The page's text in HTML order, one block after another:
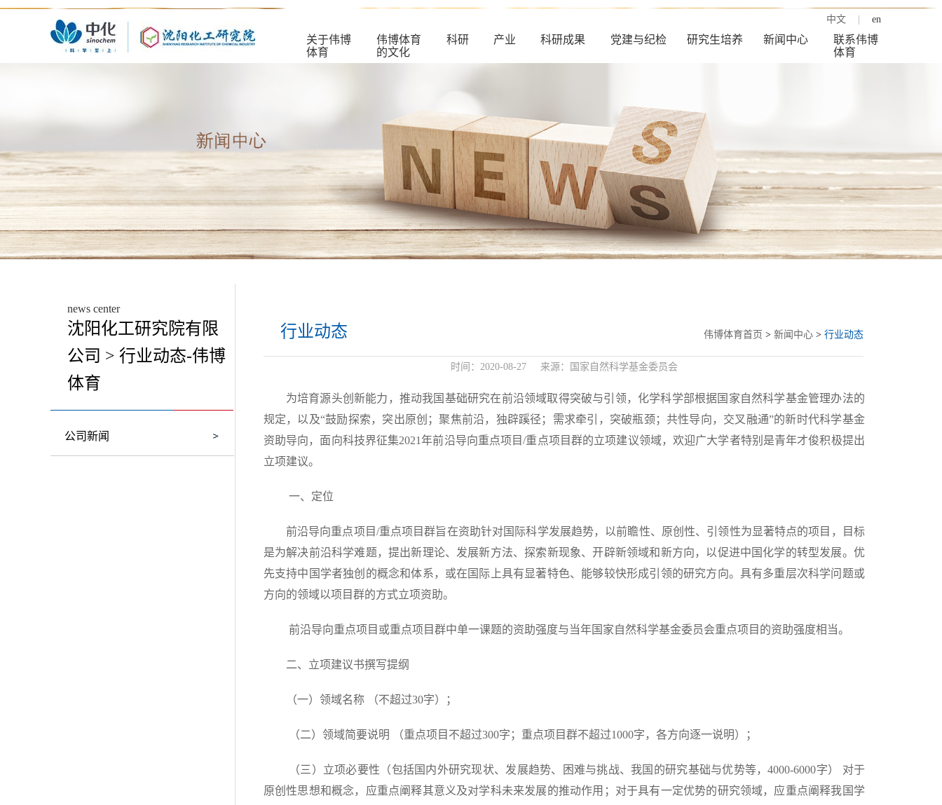
关于伟博
体育
伟博体育
的文化
科研 产业 科研成果 党建与纪检 研究生培养 新闻中心
联系伟博
体育
中文 en
news center
沈阳化工研究院有限
公司 > 行业动态-伟博
体育
公司新闻
行业动态 伟博体育首页 > 新闻中心 > 行业动态
时间： 2020-08-27来源： 国家自然科学基金委员会
为培育源头创新能力，推动我国基础研究在前沿领域取得突破与引领，化学科学部根据国家自然科学基金管理办法的
规定，以及“鼓励探索，突出原创；聚焦前沿，独辟蹊径；需求牵引，突破瓶颈；共性导向，交叉融通”的新时代科学基金
资助导向，面向科技界征集2021年前沿导向重点项目/重点项目群的立项建议领域，欢迎广大学者特别是青年才俊积极提出
立项建议。
一、定位
前沿导向重点项目/重点项目群旨在资助针对国际科学发展趋势，以前瞻性、原创性、引领性为显著特点的项目，目标
是为解决前沿科学难题，提出新理论、发展新方法、探索新现象、开辟新领域和新方向，以促进中国化学的转型发展。优
先支持中国学者独创的概念和体系，或在国际上具有显著特色、能够较快形成引领的研究方向。具有多重层次科学问题或
方向的领域以项目群的方式立项资助。
前沿导向重点项目或重点项目群中单一课题的资助强度与当年国家自然科学基金委员会重点项目的资助强度相当。
二、立项建议书撰写提纲
（一）领域名称 （不超过30字）；
（二）领域简要说明 （重点项目不超过300字；重点项目群不超过1000字，各方向逐一说明）；
（三）立项必要性（包括国内外研究现状、发展趋势、困难与挑战、我国的研究基础与优势等，4000-6000字） 对于
原创性思想和概念，应重点阐释其意义及对学科未来发展的推动作用；对于具有一定优势的研究领域，应重点阐释我国学